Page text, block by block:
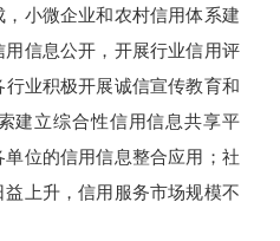
小微企业和农村信用体系建
信息公开，开展行业信用评
业积极开展诚信宣传教育和
建立综合性信用信息共享平
位的信用信息整合应用；社
上升，信用服务市场规模不